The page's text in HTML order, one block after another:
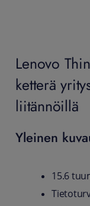
Lenovo
ketterä
liitännöillä
Yleinen
15.6